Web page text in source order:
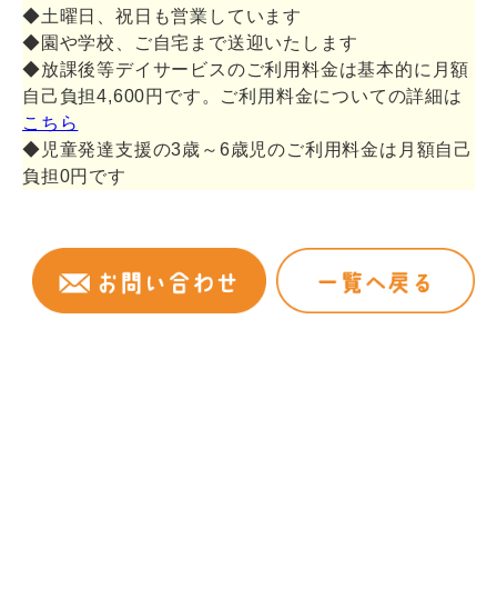
◆土曜日、祝日も営業しています
◆園や学校、ご自宅まで送迎いたします
◆放課後等デイサービスのご利用料金は基本的に月額
自己負担4,600円です。ご利用料金についての詳細は
こちら
◆児童発達支援の3歳～6歳児のご利用料金は月額自己
負担0円です